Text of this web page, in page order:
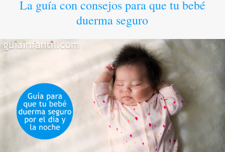
La guía con consejos para que tu bebé
duerma seguro